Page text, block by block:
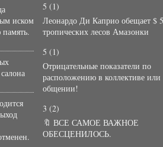
иском
5 (1)
Леонардо Ди Каприо обещает $
тропических лесов Амазонки
5 (1)
Отрицательные показатели по
расположению в коллективе
общении!
3 (2)
🔖 ВСЕ САМОЕ ВАЖНОЕ
ОБЕСЦЕНИЛОСЬ.